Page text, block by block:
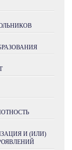
И (ИЛИ)